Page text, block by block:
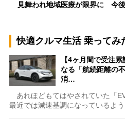
見舞われ地域医療が限界に 今
快適クルマ生活 乗ってみ
【4ヶ月間で受注
なる「航続距離の
消…
あれほどもてはやされていた「
最近では減速基調になっているよ